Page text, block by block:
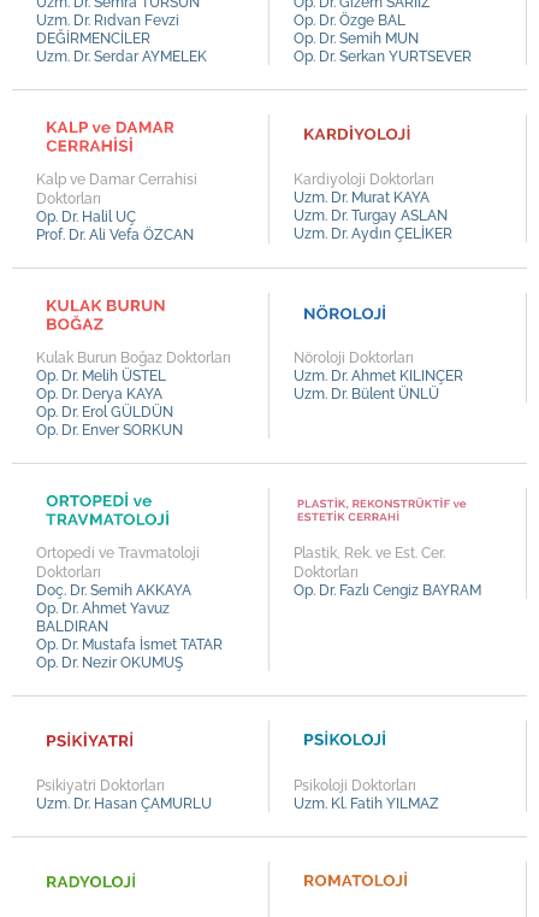
Uzm. Dr. Bülent ÜNLÜ
Uzm. Dr. Hasan ÇAMURLU
Uzm. Dr. Mehmet AYDINLI
Uzm. Dr. Öznur TUFANER
Uzm. Dr. Ayşe Merve GÜLDÜN
Uzm. Dr. Tufan TÜRK
Uzm. Dr. Mustafa BÜLBÜL
Uzm. Kl. Fatih YILMAZ
Uzm. Dr. Rıdvan Fevzi
DEĞİRMENCİLER
Uzm. Dr. Serdar AYMELEK
Op. Dr. Özge BAL
Op. Dr. Semih MUN
Op. Dr. Serkan YURTSEVER
Kalp ve Damar Cerrahisi
Doktorları
Op. Dr. Halil UÇ
Prof. Dr. Ali Vefa ÖZCAN
Kardiyoloji Doktorları
Uzm. Dr. Murat KAYA
Uzm. Dr. Turgay ASLAN
Uzm. Dr. Aydın ÇELİKER
Kulak Burun Boğaz Doktorları
Op. Dr. Melih ÜSTEL
Op. Dr. Derya KAYA
Op. Dr. Erol GÜLDÜN
Op. Dr. Enver SORKUN
Nöroloji Doktorları
Uzm. Dr. Ahmet KILINÇER
Uzm. Dr. Bülent ÜNLÜ
Ortopedi ve Travmatoloji
Doktorları
Doç. Dr. Semih AKKAYA
Op. Dr. Ahmet Yavuz
BALDIRAN
Op. Dr. Mustafa İsmet TATAR
Op. Dr. Nezir OKUMUŞ
Plastik, Rek. ve Est. Cer.
Doktorları
Op. Dr. Fazlı Cengiz BAYRAM
Psikiyatri Doktorları
Uzm. Dr. Hasan ÇAMURLU
Psikoloji Doktorları
Uzm. Kl. Fatih YILMAZ